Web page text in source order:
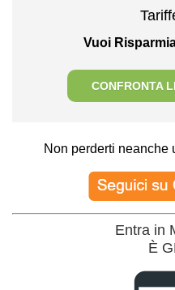
Vuoi
CONFRONTA
Non perderti neanche
Entra in
È